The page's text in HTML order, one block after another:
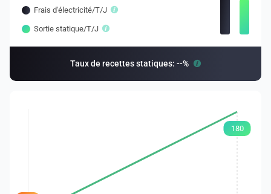
Frais d'électricité/T/J
Sortie statique/T/J
Taux de recettes statiques: --%
180